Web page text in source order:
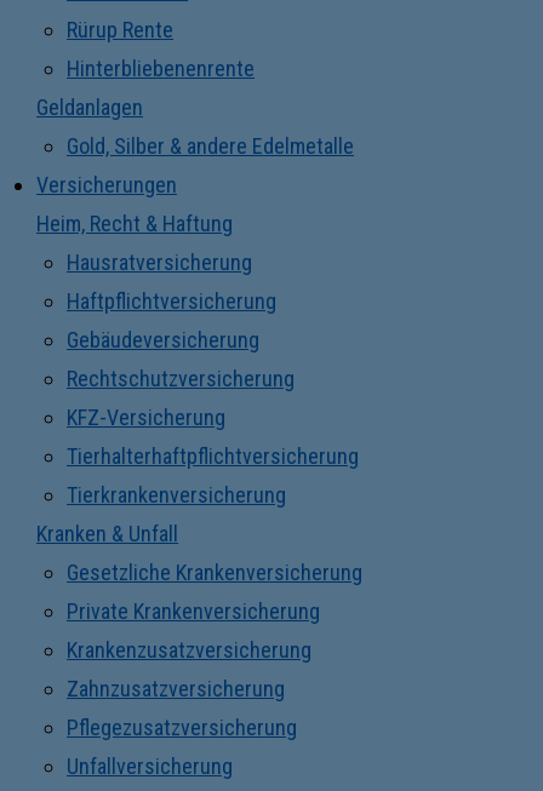
Rürup Rente
Hinterbliebenenrente
Geldanlagen
Gold, Silber & andere Edelmetalle
Versicherungen
Heim, Recht & Haftung
Hausratversicherung
Haftpflichtversicherung
Gebäudeversicherung
Rechtschutzversicherung
KFZ-Versicherung
Tierhalterhaftpflichtversicherung
Tierkrankenversicherung
Kranken & Unfall
Gesetzliche Krankenversicherung
Private Krankenversicherung
Krankenzusatzversicherung
Zahnzusatzversicherung
Pflegezusatzversicherung
Unfallversicherung